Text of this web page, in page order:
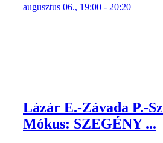
augusztus 06., 19:00 - 20:20
Lázár E.-Závada P.-
Mókus: SZEGÉNY ...